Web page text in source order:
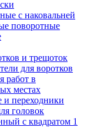
с наковальней
поворотные
и трещоток
для воротков
работ в
местах
переходники
головок
с квадратом 1